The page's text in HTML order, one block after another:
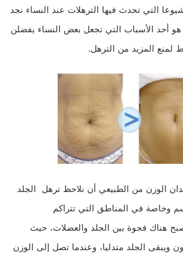
التي تحدث فيها الترهلات عند النساء نجد
أحد الأسباب التي تجعل بعض النساء يفضلن
لمنع المزيد من الترهل.
الوزن من الطبيعي أن نلاحظ ترهل الجلد
وخاصة في المناطق التي تتراكم
هناك فجوة بين الجلد والعضلات، حيث
ويبقى الجلد متدليا، وعندما تصل إلى الوزن